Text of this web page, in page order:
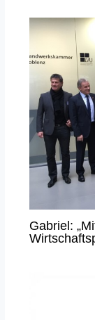
Gabriel: